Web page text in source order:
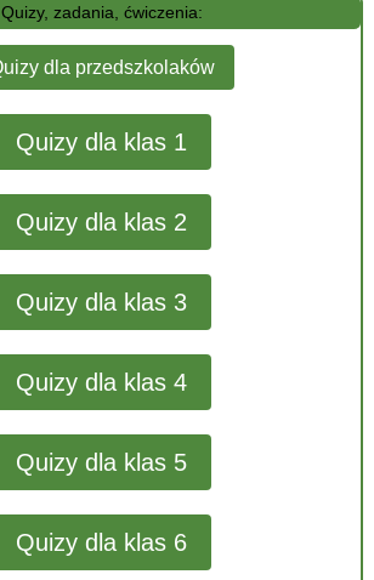
Quizy, zadania, ćwiczenia:
dla przedszkolaków
Quizy dla klas 1
Quizy dla klas 2
Quizy dla klas 3
Quizy dla klas 4
Quizy dla klas 5
Quizy dla klas 6